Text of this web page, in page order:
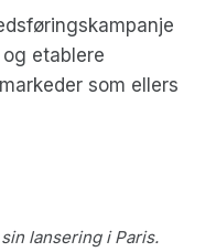
etablere
som ellers
lansering i Paris.